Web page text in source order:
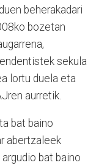
beherakadari
bozetan
sekula
lortu duela eta
aurretik.
bat baino
abertzaleek
bat baino